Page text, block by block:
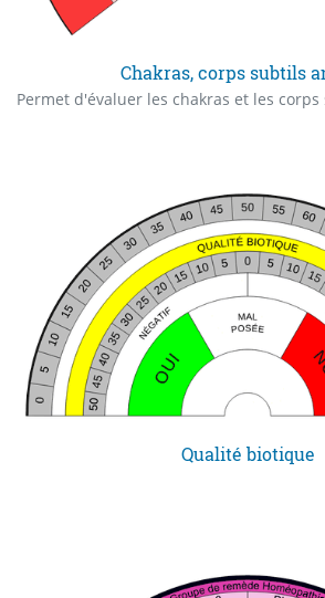
Chakras, corps subtils
Qualité biotique